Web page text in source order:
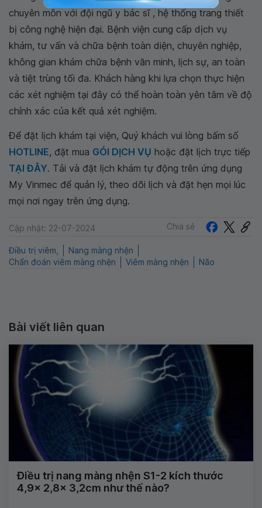
chuyên môn với đội ngũ y bác sĩ , hệ thống trang thiết
bị công nghệ hiện đại. Bệnh viện cung cấp dịch vụ
khám, tư vấn và chữa bệnh toàn diện, chuyên nghiệp,
không gian khám chữa bệnh văn minh, lịch sự, an toàn
và tiệt trùng tối đa. Khách hàng khi lựa chọn thực hiện
các xét nghiệm tại đây có thể hoàn toàn yên tâm về độ
chính xác của kết quả xét nghiệm.
Để đặt lịch khám tại viện, Quý khách vui lòng bấm số
HOTLINE, đặt mua GÓI DỊCH VỤ hoặc đặt lịch trực tiếp
TẠI ĐÂY. Tải và đặt lịch khám tự động trên ứng dụng
My Vinmec để quản lý, theo dõi lịch và đặt hẹn mọi lúc
mọi nơi ngay trên ứng dụng.
Cập nhật: 22-07-2024 Chia sẻ
Điều trị viêm,
Nang màng nhện
Chẩn đoán viêm màng nhện
Viêm màng nhện Não
Bài viết liên quan
Điều trị nang màng nhện S1-2 kích thước
4,9x 2,8x 3,2cm như thế nào?